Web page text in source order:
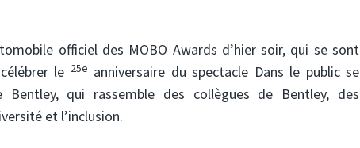
officiel des MOBO Awards d’hier soir, qui se sont
le 25e anniversaire du spectacle Dans le public se
qui rassemble des collègues de Bentley, des
et l’inclusion.